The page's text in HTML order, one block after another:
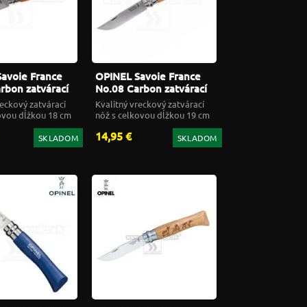
France
zatvárací
zatvárací
dĺžkou 18 cm
SKLADOM
OPINEL Savoie France
No.08 Carbon zatvárací
nôž
Kvalitný vreckový zatvárací
nôž s celkovou dĺžkou 19 cm
14,95 € SKLADOM